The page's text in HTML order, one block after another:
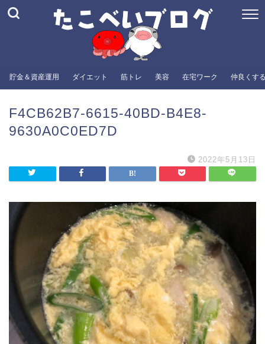
貯金＆資産運用 ダイエット 筋トレ 美容 在宅ワーク 仲良くす
F4CB62B7-6615-40BD-B4E8-
9630A0C0ED7D
2022年5月13日